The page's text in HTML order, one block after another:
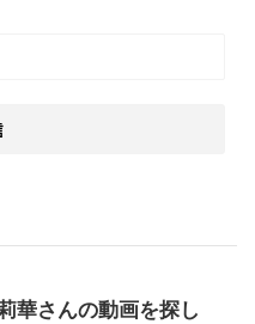
華さんの動画を探し